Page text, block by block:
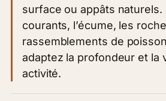
surface ou appâts naturels.
courants, l’écume, les
rassemblements de
adaptez la profondeur et la
activité.